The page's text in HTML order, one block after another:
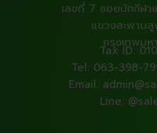
เลขที่ 7 ซอยนักกีฬ
แขวงสะพาน
กรุงเทพม
Tax ID:
Tel: 063-398-
Email:
Line: